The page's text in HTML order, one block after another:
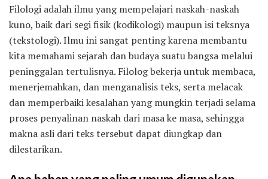
Filologi adalah ilmu yang mempelajari naskah-naskah
kuno, baik dari segi fisik (kodikologi) maupun isi teksnya
(tekstologi). Ilmu ini sangat penting karena membantu
kita memahami sejarah dan budaya suatu bangsa melalui
peninggalan tertulisnya. Filolog bekerja untuk membaca,
menerjemahkan, dan menganalisis teks, serta melacak
dan memperbaiki kesalahan yang mungkin terjadi selama
proses penyalinan naskah dari masa ke masa, sehingga
makna asli dari teks tersebut dapat diungkap dan
dilestarikan.